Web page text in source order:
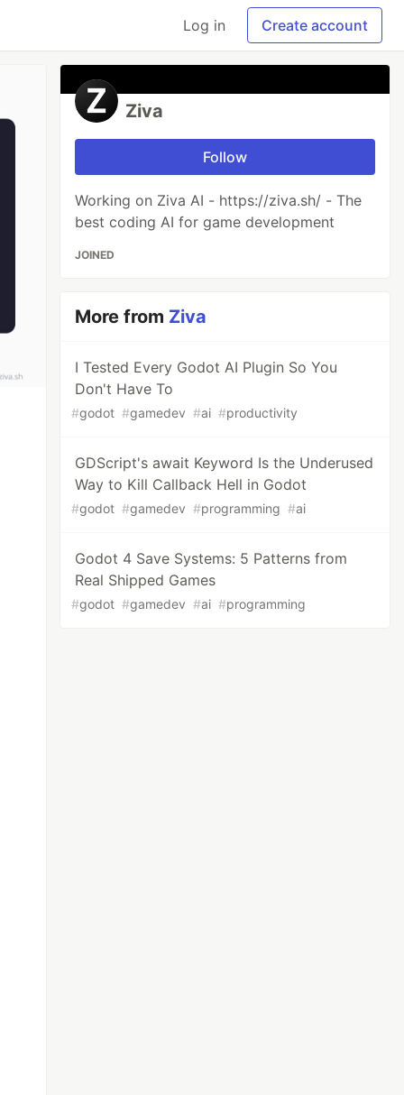
Log in Create account
Ziva
Follow
Working on Ziva AI - https://ziva.sh/ - The
best coding AI for game development
JOINED
More from Ziva
I Tested Every Godot AI Plugin So You
Don't Have To
#godot #gamedev #ai #productivity
GDScript's await Keyword Is the Underused
Way to Kill Callback Hell in Godot
#godot #gamedev #programming #ai
Godot 4 Save Systems: 5 Patterns from
Real Shipped Games
#godot #gamedev #ai #programming